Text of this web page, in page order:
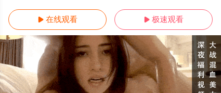
 在线观看  极速观看